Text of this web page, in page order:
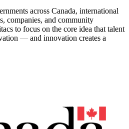
across Canada, international
companies, and community
to focus on the core idea that talent
— and innovation creates a